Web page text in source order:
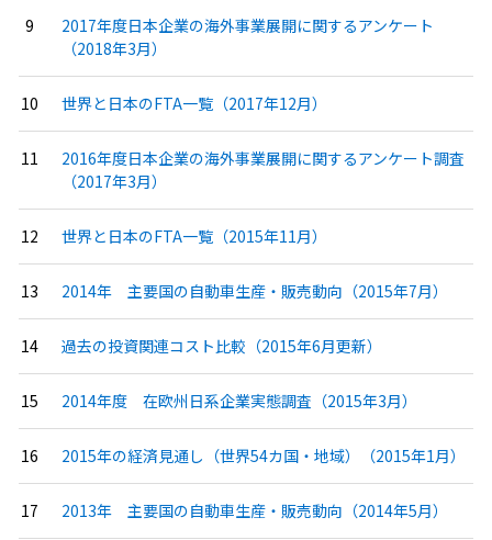
2017年度日本企業の海外事業展開に関するアンケート
（2018年3月）
世界と日本のFTA一覧（2017年12月）
2016年度日本企業の海外事業展開に関するアンケート調査
（2017年3月）
世界と日本のFTA一覧（2015年11月）
2014年 主要国の自動車生産・販売動向（2015年7月）
過去の投資関連コスト比較（2015年6月更新）
2014年度 在欧州日系企業実態調査（2015年3月）
2015年の経済見通し（世界54カ国・地域）（2015年1月）
2013年 主要国の自動車生産・販売動向（2014年5月）